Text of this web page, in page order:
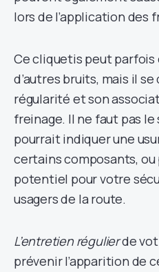
lors de l’application des
Ce cliquetis peut
d’autres bruits, mais il
régularité et son
freinage. Il ne faut pas
pourrait indiquer une
certains composants, ou
potentiel pour votre
usagers de la route.
L’entretien régulierde
prévenir l’apparition de